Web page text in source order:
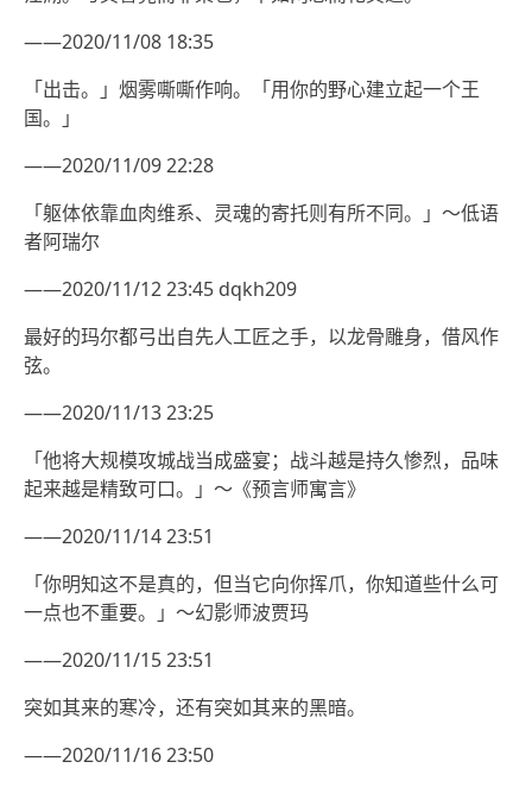
——2020/11/08 18:35
「出击。」烟雾嘶嘶作响。「用你的野心建立起一个王
国。」
——2020/11/09 22:28
「躯体依靠血肉维系、灵魂的寄托则有所不同。」～低语
者阿瑞尔
——2020/11/12 23:45 dqkh209
最好的玛尔都弓出自先人工匠之手，以龙骨雕身，借风作
弦。
——2020/11/13 23:25
「他将大规模攻城战当成盛宴；战斗越是持久惨烈，品味
起来越是精致可口。」～《预言师寓言》
——2020/11/14 23:51
「你明知这不是真的，但当它向你挥爪，你知道些什么可
一点也不重要。」～幻影师波贾玛
——2020/11/15 23:51
突如其来的寒冷，还有突如其来的黑暗。
——2020/11/16 23:50